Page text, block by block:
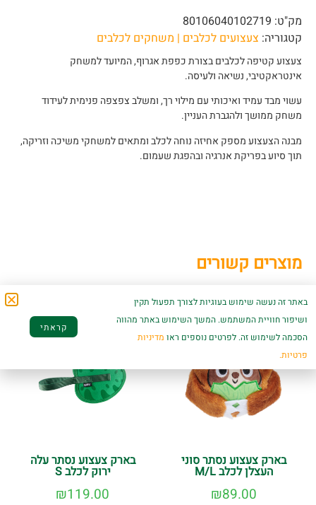
מק"ט: 80106040102719
קטגוריה: צעצועים לכלבים | משחקים לכלבים
צעצוע קטיפה לכלבים בצורת כפפת אגרוף, המיועד למשחק
אינטראקטיבי, נשיאה ולעיסה.
עשוי מבד עמיד ואיכותי עם מילוי רך, ומשלב צפצפה פנימית לעידוד
משחק ממושך ולהגברת העניין.
מבנה הצעצוע מספק אחיזה נוחה לכלב ומתאים למשחקי משיכה וזריקה,
תוך סיוע בפריקת אנרגיה ובהפגת שעמום.
מוצרים קשורים
בארק צעצוע נסתר סוני
העצלן לכלב M/L
₪89.00
בארק צעצוע נסתר עלה
ירוק לכלב S
₪119.00
באתר זה נעשה שימוש בעוגיות לצורך תפעול תקין
ושיפור חוויית המשתמש. המשך השימוש באתר מהווה
הסכמה לשימוש זה. לפרטים נוספים ראו מדיניות
פרטיות.
קראתי